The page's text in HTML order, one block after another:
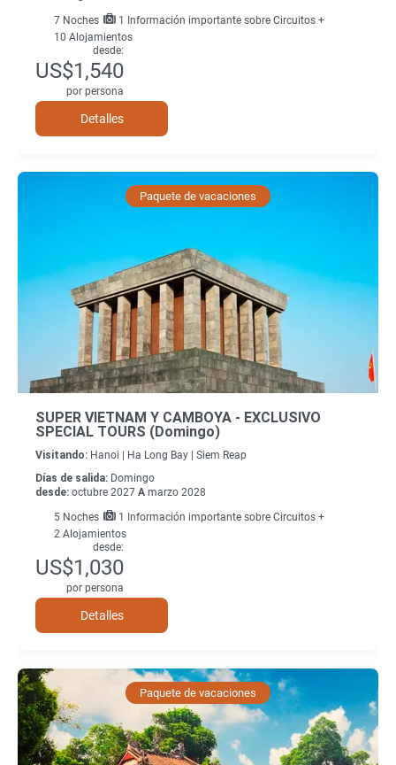
7 Noches
1 Información importante sobre Circuitos +
10 Alojamientos
desde:
US$1,540
por persona
Detalles
Paquete de vacaciones
SUPER VIETNAM Y CAMBOYA - EXCLUSIVO
SPECIAL TOURS (Domingo)
Visitando: Hanoi | Ha Long Bay | Siem Reap
Días de salida: Domingo
desde: octubre 2027 A marzo 2028
5 Noches
1 Información importante sobre Circuitos +
2 Alojamientos
desde:
US$1,030
por persona
Detalles
Paquete de vacaciones